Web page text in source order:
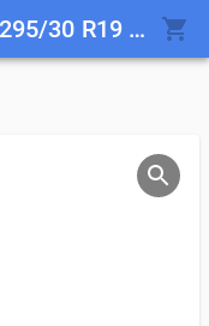
Michelin Pilot Alpin PA4 295/30 R19 100 W XL FSL M+S